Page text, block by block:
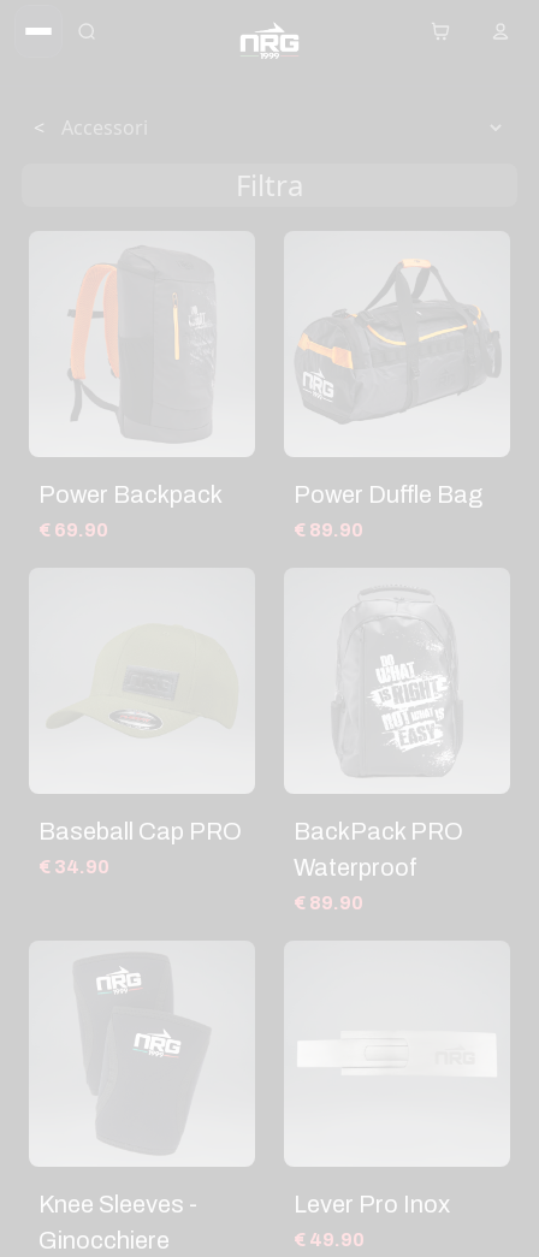
<
Filtra
Power Backpack
€ 69.90
Power Duffle Bag
€ 89.90
Baseball Cap PRO
€ 34.90
BackPack PRO
Waterproof
€ 89.90
Knee Sleeves -
Ginocchiere
Lever Pro Inox
€ 49.90